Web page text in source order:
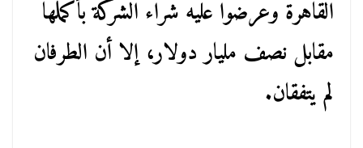
القاهرة وعرضوا عليه شراء الشركة بأكملها
مقابل نصف مليار دولار، إلا أن الطرفان
لم يتفقان.